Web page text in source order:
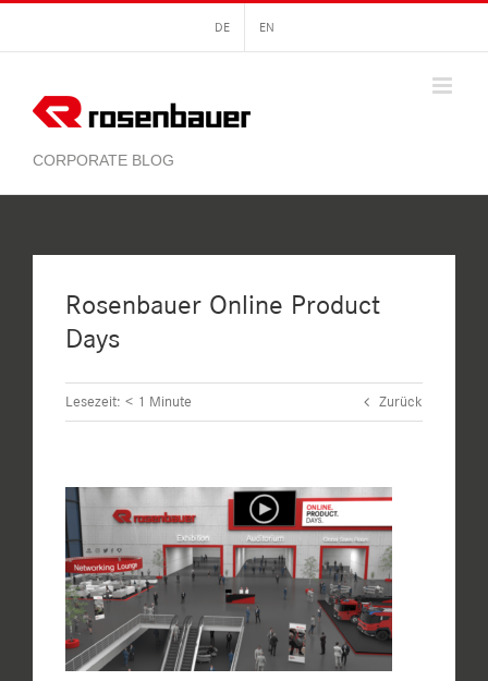
springen
DE EN
Rosenbauer Online Product
Days
Lesezeit: < 1 Minute Zurück